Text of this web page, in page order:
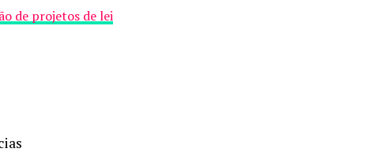
de projetos de lei